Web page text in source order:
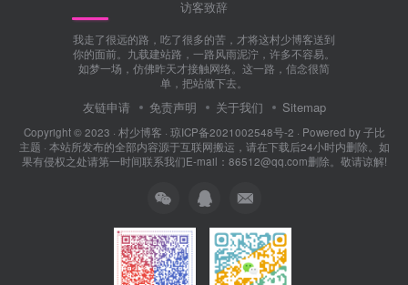
访客致辞
我走了很远的路，吃了很多的苦，才将这村少博客送到
你的面前。九载建站路，一路风雨泥泞，许多不容易。
如梦一场，仿佛昨天才接触网络。这一路，信念很简
单，把站做下去。
友链申请 免责声明 关于我们 Sitemap
Copyright © 2023 · 村少博客 · 琼ICP备2021002548号-2 · Powered by子比
主题 · 本站所发布的全部内容源于互联网搬运，请在下载后24小时内删除。如
果有侵权之处请第一时间联系我们E-mail：86512@qq.com删除。敬请谅解!